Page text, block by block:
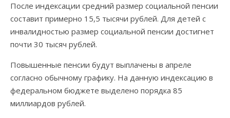
После индексации средний размер социальной пенсии
составит примерно 15,5 тысячи рублей. Для детей с
инвалидностью размер социальной пенсии достигнет
почти 30 тысяч рублей.
Повышенные пенсии будут выплачены в апреле
согласно обычному графику. На данную индексацию в
федеральном бюджете выделено порядка 85
миллиардов рублей.